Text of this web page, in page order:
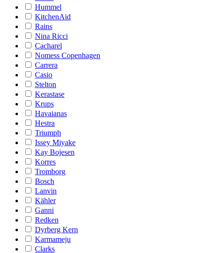
Hummel
KitchenAid
Rains
Nina Ricci
Cacharel
Nomess Copenhagen
Carrera
Casio
Stelton
Kerastase
Krups
Havaianas
Hestra
Triumph
Issey Miyake
Kay Bojesen
Korres
Tromborg
Bosch
Lanvin
Kähler
Ganni
Redken
Dyrberg Kern
Karmameju
Clarks